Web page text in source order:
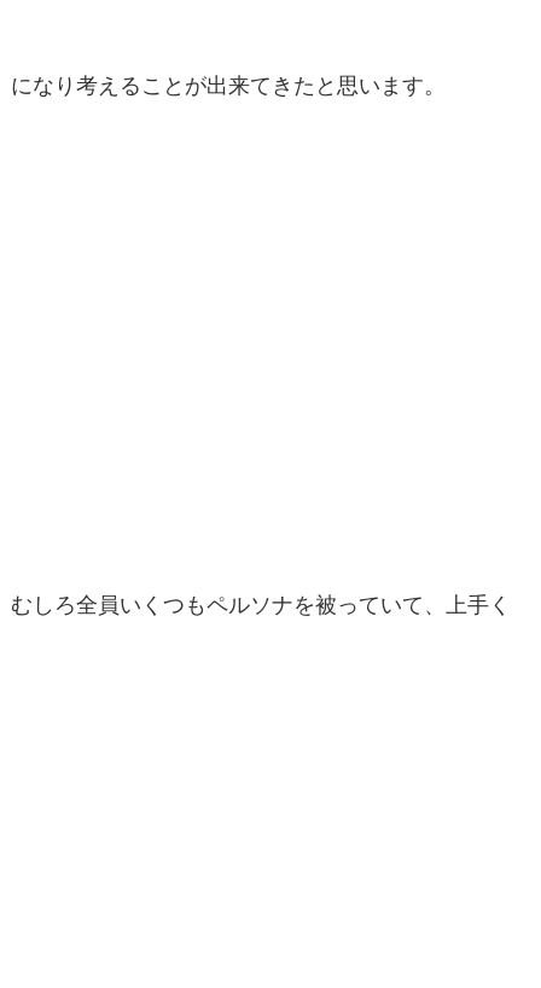
になり考えることが出来てきたと思います。
むしろ全員いくつもペルソナを被っていて、上手く